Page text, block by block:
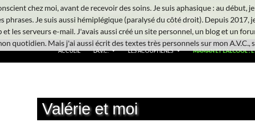
ACCUEIL L’A.V.C. LES ACOUPHÈNES MAMAN ET L’ALCOOL :
Valérie et moi
chez moi, avant de recevoir des soins. Je suis aphasique : au début,
phrases. Je suis aussi hémiplégique (paralysé du côté droit). Depuis 2017,
les serveurs e-mail. J'avais aussi créé un site personnel, un blog et un
quotidien. Mais j'ai aussi écrit des textes très personnels sur mon A.V.C.,